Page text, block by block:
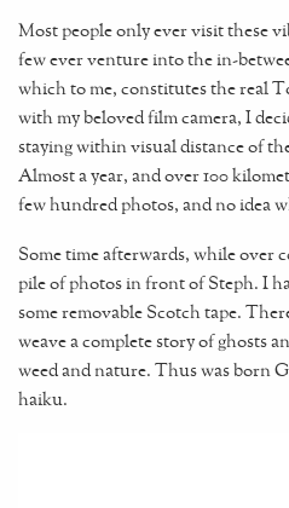
Most people only ever visit these
few ever venture into the in-
which to me, constitutes the real
with my beloved film camera, I
staying within visual distance of
Almost a year, and over 100
few hundred photos, and no idea
Some time afterwards, while over
pile of photos in front of Steph. I
some removable Scotch tape.
weave a complete story of ghosts
weed and nature. Thus was born
haiku.